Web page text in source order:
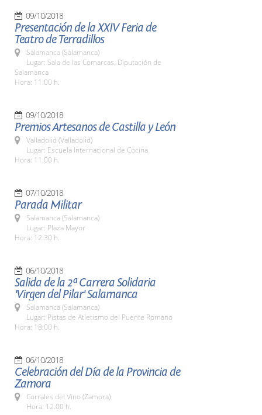
09/10/2018
Presentación de la XXIV Feria de
Teatro de Terradillos
Salamanca (Salamanca)
Lugar: Sala de las Comarcas. Diputación de
Salamanca
Hora: 11:00 h.
09/10/2018
Premios Artesanos de Castilla y León
Valladolid (Valladolid)
Lugar: Escuela Internacional de Cocina
Hora: 11:00 h.
07/10/2018
Parada Militar
Salamanca (Salamanca)
Lugar: Plaza Mayor
Hora: 12:30 h.
06/10/2018
Salida de la 2ª Carrera Solidaria
'Virgen del Pilar' Salamanca
Salamanca (Salamanca)
Lugar: Pistas de Atletismo del Puente Romano
Hora: 18:00 h.
06/10/2018
Celebración del Día de la Provincia de
Zamora
Corrales del Vino (Zamora)
Hora: 12.00 h.